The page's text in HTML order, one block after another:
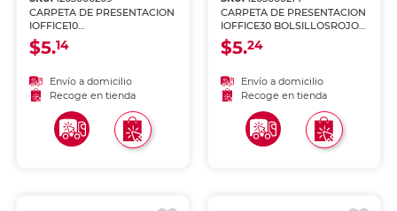
CARPETA DE PRESENTACION
IOFFICE10
BOLSILLOSAMARILLO IO-
F304
$5.14
Envío a domicilio
Recoge en tienda
CARPETA DE PRESENTACION
IOFFICE30 BOLSILLOSROJO
IO-F405
$5.24
Envío a domicilio
Recoge en tienda